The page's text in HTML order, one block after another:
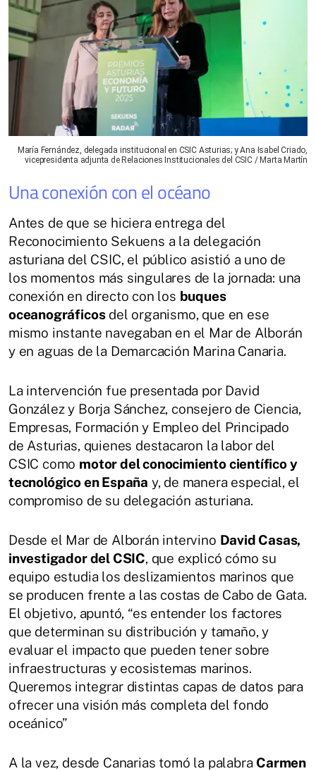
María Fernández, delegada institucional en CSIC Asturias; y Ana Isabel Criado,
vicepresidenta adjunta de Relaciones Institucionales del CSIC / Marta Martín
Una conexión con el océano
Antes de que se hiciera entrega del
Reconocimiento Sekuens a la delegación
asturiana del CSIC, el público asistió a uno de
los momentos más singulares de la jornada: una
conexión en directo con los buques
oceanográficosdel organismo, que en ese
mismo instante navegaban en el Mar de Alborán
y en aguas de la Demarcación Marina Canaria.
La intervención fue presentada por David
González y Borja Sánchez, consejero de Ciencia,
Empresas, Formación y Empleo del Principado
de Asturias, quienes destacaron la labor del
CSIC como motor del conocimiento científico y
tecnológico en España y, de manera especial, el
compromiso de su delegación asturiana.
Desde el Mar de Alborán intervino David Casas,
investigador del CSIC, que explicó cómo su
equipo estudia los deslizamientos marinos que
se producen frente a las costas de Cabo de Gata.
El objetivo, apuntó, “es entender los factores
que determinan su distribución y tamaño, y
evaluar el impacto que pueden tener sobre
infraestructuras y ecosistemas marinos.
Queremos integrar distintas capas de datos para
ofrecer una visión más completa del fondo
oceánico”
A la vez, desde Canarias tomó la palabra Carmen